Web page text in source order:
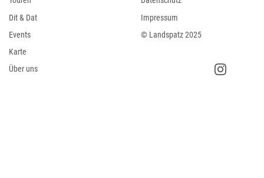
Dit & Dat
Events
Karte
Über uns
Impressum
© Landspatz 2025